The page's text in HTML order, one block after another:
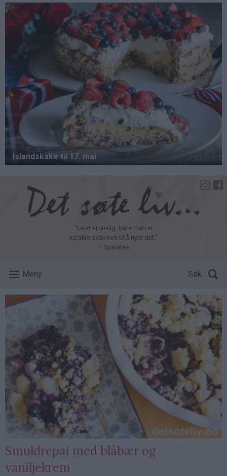
Hopp
hovedinnhold
"Livet er deilig, bare man er
karaktersvak nok til å nyte det."
– Sokrates
Meny Søk
Smuldrepai med blåbær og
vaniljekrem